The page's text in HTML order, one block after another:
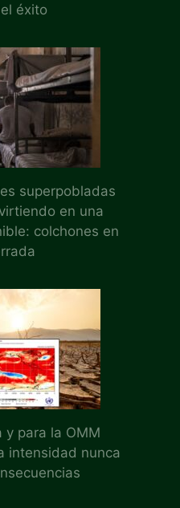
éxito
superpobladas
en una
colchones en
y para la OMM
intensidad nunca